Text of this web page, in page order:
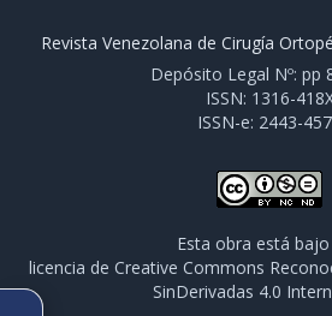
Revista Venezolana de Cirugía
Depósito Legal Nº: pp
ISSN: 1316-
ISSN-e: 2443-
Esta obra está
licencia de Creative Commons
SinDerivadas 4.0